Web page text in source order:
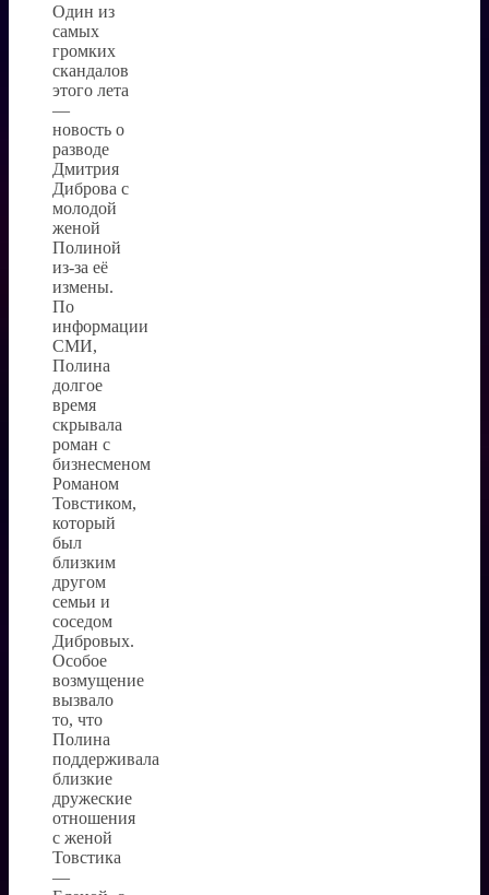
Один из
самых
громких
скандалов
этого лета
—
новость о
разводе
Дмитрия
Диброва с
молодой
женой
Полиной
из-за её
измены.
По
информации
СМИ,
Полина
долгое
время
скрывала
роман с
бизнесменом
Романом
Товстиком,
который
был
близким
другом
семьи и
соседом
Дибровых.
Особое
возмущение
вызвало
то, что
Полина
поддерживала
близкие
дружеские
отношения
с женой
Товстика
—